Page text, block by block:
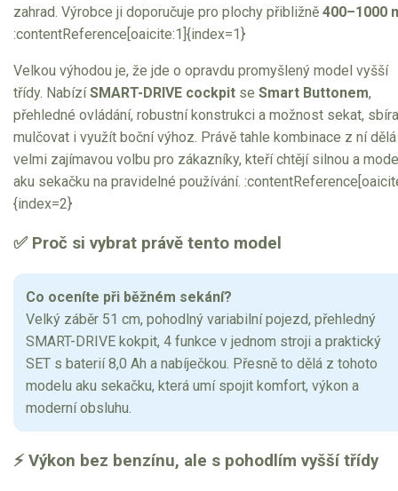
Zahradní traktory
Řetězové pily
Náhradní díly pro křovinořezy
Náhradní díly pro sekačky
zahrad. Výrobce ji doporučuje pro plochy přibližně 400–1000
:contentReference[oaicite:1]{index=1}
Velkou výhodou je, že jde o opravdu promyšlený model vyšší
třídy. NabízíSMART-DRIVE cockpit se Smart Buttonem,
přehledné ovládání, robustní konstrukci a možnost sekat,
mulčovat i využít boční výhoz. Právě tahle kombinace z ní dělá
velmi zajímavou volbu pro zákazníky, kteří chtějí silnou a
aku sekačku na pravidelné používání.
{index=2}
✅ Proč si vybrat právě tento model
Co oceníte při běžném sekání?
Velký záběr 51 cm, pohodlný variabilní pojezd, přehledný
SMART-DRIVE kokpit, 4 funkce v jednom stroji a praktický
SET s baterií 8,0 Ah a nabíječkou. Přesně to dělá z tohoto
modelu aku sekačku, která umí spojit komfort, výkon a
moderní obsluhu.
⚡ Výkon bez benzínu, ale s pohodlím vyšší třídy